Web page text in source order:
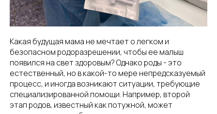
Какая будущая мама не мечтает о легком и
безопасном родоразрешении, чтобы ее малыш
появился на свет здоровым? Однако роды - это
естественный, но в какой-то мере непредсказуемый
процесс, и иногда возникают ситуации, требующие
специализированной помощи. Например, второй
этап родов, известный как потужной, может